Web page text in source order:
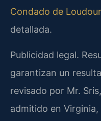
Condado de
detallada.
Publicidad legal.
garantizan un
revisado por Mr.
admitido en